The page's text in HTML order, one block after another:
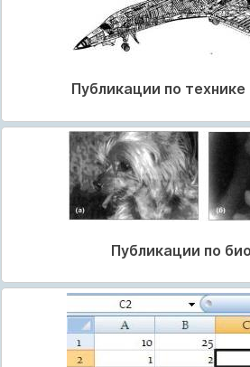
Публикации по
Публикации по